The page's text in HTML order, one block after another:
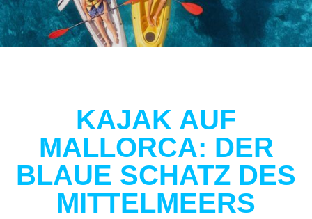
KAJAK AUF
MALLORCA: DER
BLAUE SCHATZ DES
MITTELMEERS
Einstellen Ablehnen Alle akzeptieren